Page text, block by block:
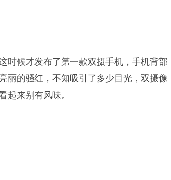
时候才发布了第一款双摄手机，手机背部
丽的骚红，不知吸引了多少目光，双摄像
起来别有风味。